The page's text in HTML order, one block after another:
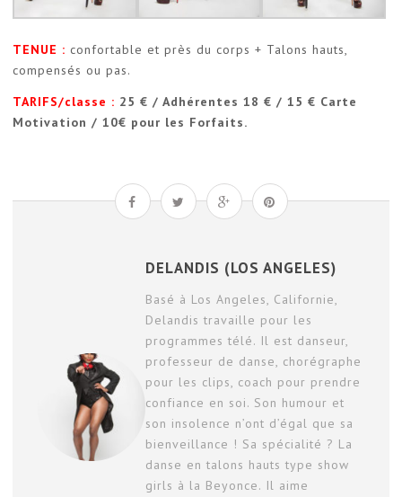
TENUE : confortable et près du corps + Talons hauts,
compensés ou pas.
TARIFS/classe : 25 € / Adhérentes 18 € / 15 € Carte
Motivation / 10€ pour les Forfaits.
DELANDIS (LOS ANGELES)
Basé à Los Angeles, Californie,
Delandis travaille pour les
programmes télé. Il est danseur,
professeur de danse, chorégraphe
pour les clips, coach pour prendre
confiance en soi. Son humour et
son insolence n’ont d’égal que sa
bienveillance ! Sa spécialité ? La
danse en talons hauts type show
girls à la Beyonce. Il aime